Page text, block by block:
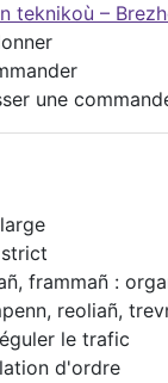
teknikoù –
une
frammañ :
reoliañ,
le trafic
d'ordre